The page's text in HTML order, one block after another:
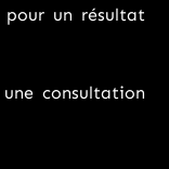
pour un résultat
consultation